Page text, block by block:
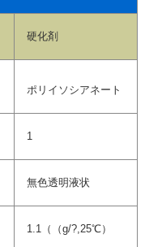
硬化剤
ポリイソシアネート
1
無色透明液状
1.1（（g/?,25℃）